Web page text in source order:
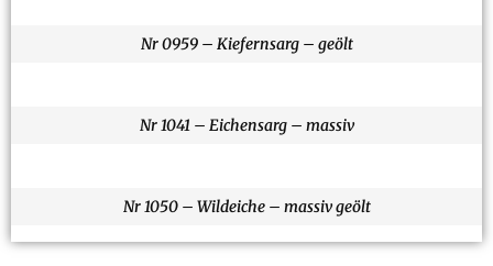
Nr 0959 – Kiefernsarg – geölt
Nr 1041 – Eichensarg – massiv
Nr 1050 – Wildeiche – massiv geölt